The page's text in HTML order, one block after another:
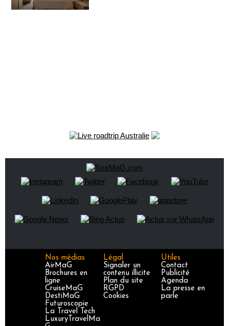
Nos médias
AirMaG
Brochures en
ligne
CruiseMaG
DestiMaG
Futuroscopie
La Travel Tech
LuxuryTravelMa
Légal
Signaler un
contenu illicite
Plan du site
RGPD
Cookies
Utiles
Contact
Publicité
Agenda
La presse en
parle